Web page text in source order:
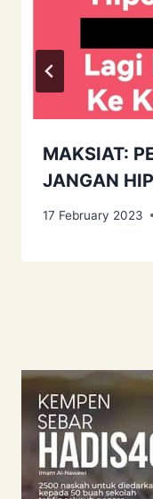
MAKSIAT:
JANGAN
17 February 2023